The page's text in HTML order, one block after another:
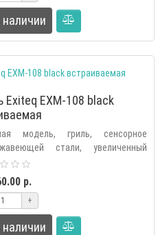
Exiteq EXM-108 black
модель, гриль, сенсорное
стали, увеличенный
р.
+